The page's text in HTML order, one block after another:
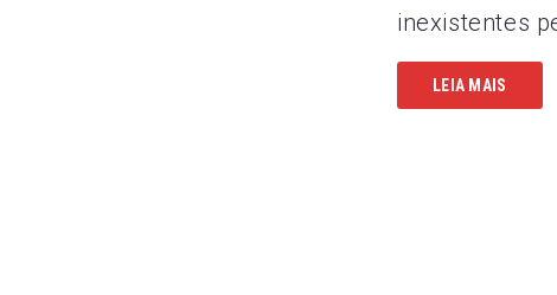
inexistentes
LEIA MAIS